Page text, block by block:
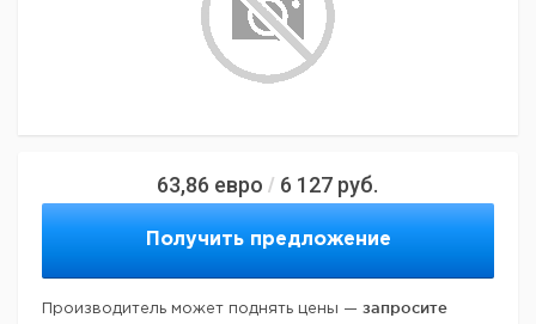
63,86 евро / 6 127 руб.
Получить предложение
Производитель может поднять цены — запросите